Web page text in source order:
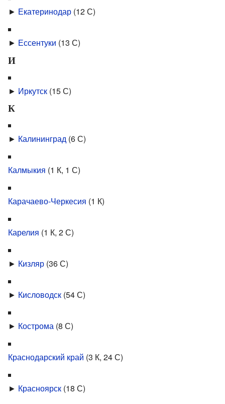
► Екатеринодар (12 С)
► Ессентуки (13 С)
И
► Иркутск (15 С)
К
► Калининград (6 С)
Калмыкия (1 К, 1 С)
Карачаево-Черкесия (1 К)
Карелия (1 К, 2 С)
► Кизляр (36 С)
► Кисловодск (54 С)
► Кострома (8 С)
Краснодарский край (3 К, 24 С)
► Красноярск (18 С)